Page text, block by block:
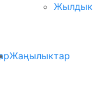
Жылдык
Жаңылыктар